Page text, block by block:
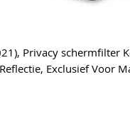
Privacy schermfilter
Exclusief Voor